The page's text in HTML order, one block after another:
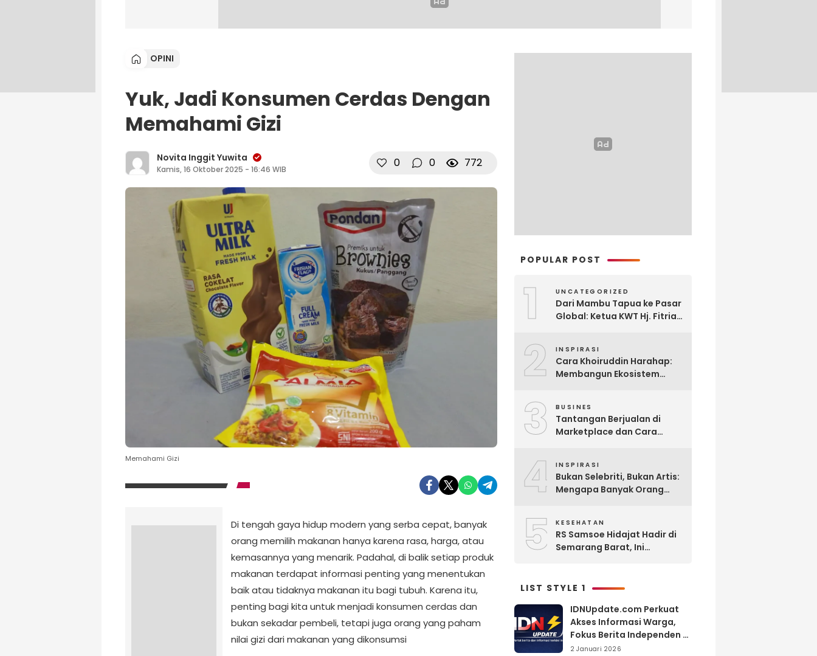
OPINI
Yuk, Jadi Konsumen Cerdas Dengan
Memahami Gizi
Novita Inggit Yuwita
Kamis, 16 Oktober 2025 - 16:46 WIB 0 0 772
Memahami Gizi
Di tengah gaya hidup modern yang serba cepat, banyak
orang memilih makanan hanya karena rasa, harga, atau
kemasannya yang menarik. Padahal, di balik setiap produk
makanan terdapat informasi penting yang menentukan
baik atau tidaknya makanan itu bagi tubuh. Karena itu,
penting bagi kita untuk menjadi konsumen cerdas dan
bukan sekadar pembeli, tetapi juga orang yang paham
nilai gizi dari makanan yang dikonsumsi
POPULAR POST
1 UNCATEGORIZED
Dari Mambu Tapua ke Pasar
Global: Ketua KWT Hj. Fitria
Negeri
2 INSPIRASI
Cara Khoiruddin Harahap:
Membangun Ekosistem
Digital
3 BUSINES
Tantangan Berjualan di
Marketplace dan Cara
4 INSPIRASI
Bukan Selebriti, Bukan Artis:
Mengapa Banyak Orang
5 KESEHATAN
RS Samsoe Hidajat Hadir di
Semarang Barat, Ini
LIST STYLE 1
IDNUpdate.com Perkuat
Akses Informasi Warga,
Fokus Berita Independen di
Kabupaten Banyuasin
2 Januari 2026